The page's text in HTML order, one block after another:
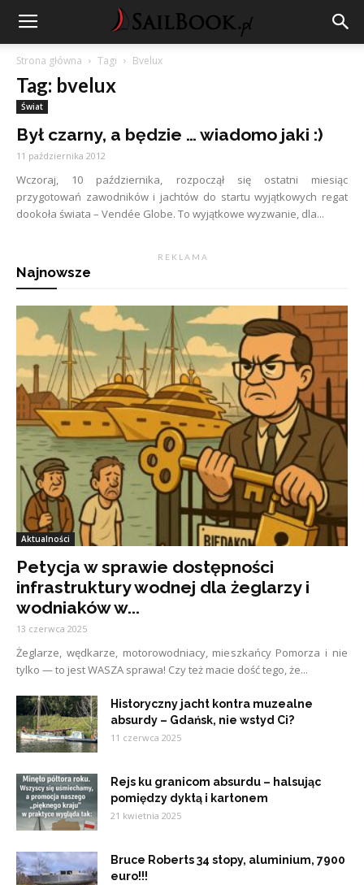
Strona główna Tagi Bvelux
Tag: bvelux
Świat
Był czarny, a będzie … wiadomo jaki :)
11 października 2012
Wczoraj, 10 października, rozpoczął się ostatni miesiąc
przygotowań zawodników i jachtów do startu wyjątkowych regat
dookoła świata – Vendée Globe. To wyjątkowe wyzwanie, dla...
R E K L A M A
Najnowsze
Aktualności
Petycja w sprawie dostępności
infrastruktury wodnej dla żeglarzy i
wodniaków w...
13 czerwca 2025
Żeglarze, wędkarze, motorowodniacy, mieszkańcy Pomorza i nie
tylko — to jest WASZA sprawa! Czy też macie dość tego, że...
Historyczny jacht kontra muzealne
absurdy – Gdańsk, nie wstyd Ci?
11 czerwca 2025
Rejs ku granicom absurdu – halsując
pomiędzy dyktą i kartonem
21 kwietnia 2025
Bruce Roberts 34 stopy, aluminium, 7900
euro!!!